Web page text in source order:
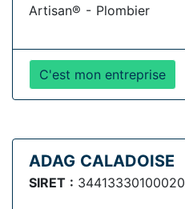
Artisan® - Plombier
C'est mon entreprise
ADAG CALADOISE
SIRET : 34413330100020